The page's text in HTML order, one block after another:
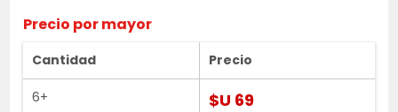
Precio por mayor
Cantidad
6+
Precio
$U 69